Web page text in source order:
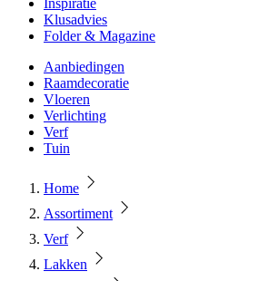
Inspiratie
Klusadvies
Folder & Magazine
Aanbiedingen
Raamdecoratie
Vloeren
Verlichting
Verf
Tuin
Home
Assortiment
Verf
Lakken